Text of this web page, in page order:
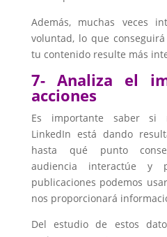
Además, muchas veces
voluntad, lo que
tu contenido resulte más
7- Analiza el
acciones
Es importante saber si
LinkedIn está dando
hasta qué punto
audiencia interactúe y
publicaciones podemos
nos proporcionará
Del estudio de estos